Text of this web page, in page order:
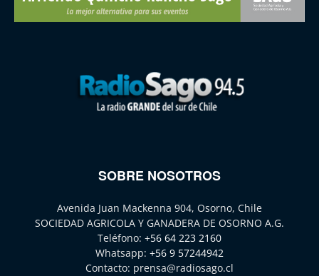
SOBRE NOSOTROS
Avenida Juan Mackenna 904, Osorno, Chile
SOCIEDAD AGRICOLA Y GANADERA DE OSORNO A.G.
Teléfono: +56 64 223 2160
Whatsapp: +56 9 57244942
Contacto: prensa@radiosago.cl